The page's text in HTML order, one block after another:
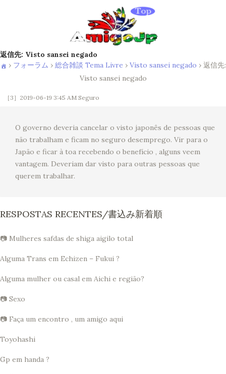
返信先: Visto sansei negado
› フォーラム › 総合雑談 Tema Livre › Visto sansei negado › 返信先:
Visto sansei negado
［3］2019-06-19 3:45 AM Seguro
O governo deveria cancelar o visto japonês de pessoas que
não trabalham e ficam no seguro desemprego. Vir para o
Japão e ficar à toa recebendo o benefício , alguns veem
vantagem. Deveriam dar visto para outras pessoas que
querem trabalhar.
RESPOSTAS RECENTES/書込み新着順
📷 Mulheres safdas de shiga aigilo total
Alguma Trans em Echizen – Fukui ?
Alguma mulher ou casal em Aichi e região?
📷 Sexo
📷 Faça um encontro , um amigo aqui
Toyohashi
Gp em handa ?